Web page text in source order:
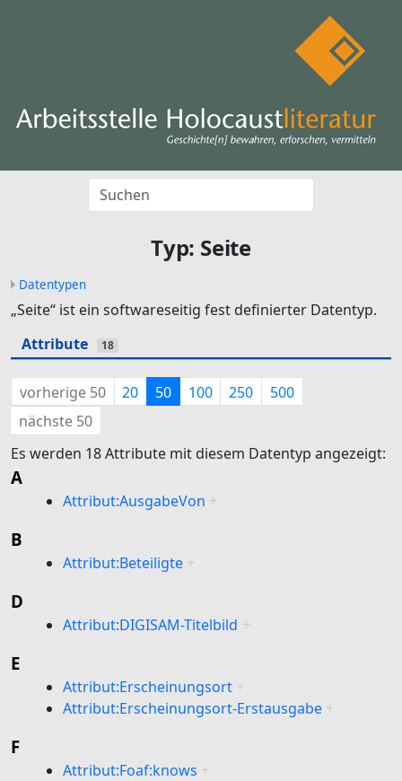
Typ: Seite
Datentypen
„Seite“ ist ein softwareseitig fest definierter Datentyp.
Attribute
18
vorherige 50 20 50 100 250
500
nächste 50
Es werden 18 Attribute mit diesem Datentyp angezeigt:
A
Attribut:AusgabeVon +
B
Attribut:Beteiligte +
D
Attribut:DIGISAM-Titelbild +
E
Attribut:Erscheinungsort +
Attribut:Erscheinungsort-Erstausgabe +
F
Attribut:Foaf:knows +